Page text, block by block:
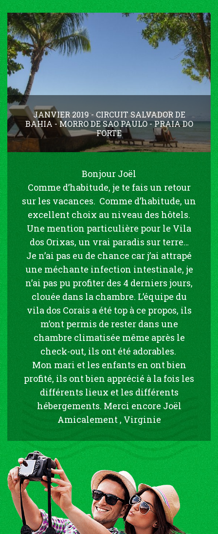
JANVIER 2019 - CIRCUIT SALVADOR DE
BAHIA - MORRO DE SAO PAULO - PRAIA DO
FORTE
Bonjour Joël
Comme d’habitude, je te fais un retour
sur les vacances. Comme d’habitude, un
excellent choix au niveau des hôtels.
Une mention particulière pour le Vila
dos Orixas, un vrai paradis sur terre…
Je n’ai pas eu de chance car j’ai attrapé
une méchante infection intestinale, je
n’ai pas pu profiter des 4 derniers jours,
clouée dans la chambre. L’équipe du
vila dos Corais a été top à ce propos, ils
m’ont permis de rester dans une
chambre climatisée même après le
check-out, ils ont été adorables.
Mon mari et les enfants en ont bien
profité, ils ont bien apprécié à la fois les
différents lieux et les différents
hébergements. Merci encore Joël
Amicalement , Virginie